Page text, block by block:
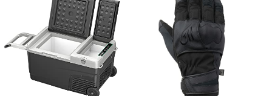
¥29,924.¥5,537.